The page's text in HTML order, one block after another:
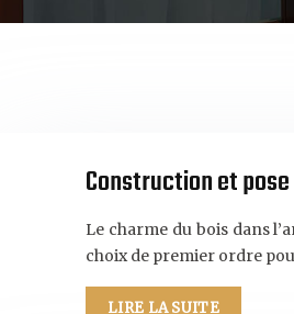
Construction et
Le charme du bois dans
choix de premier ordre
LIRE LA SUITE